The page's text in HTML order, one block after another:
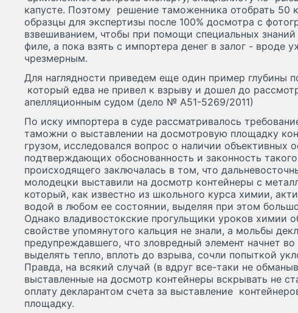
капусте. Поэтому решение таможенника отобрать 50
образцы для экспертизы после 100% досмотра с
взвешиванием, чтобы при помощи специальных знаний
филе, а пока взять с импортера денег в залог - вроде
чрезмерным.
Для наглядности приведем еще один пример глубины
который едва не привел к взрыву и дошел до
апелляционным судом (дело № А51-5269/2011)
По иску импортера в суде рассматривалось
таможни о выставлении на досмотровую площадку
грузом, исследовался вопрос о наличии объективных
подтверждающих обоснованность и законность
происходящего заключалась в том, что
молодецки выставили на досмотр контейнеры с
который, как известно из школьного курса химии,
водой в любом ее состоянии, выделяя при этом
Однако владивостокские прогульщики уроков химии
свойстве упомянутого кальция не знали, а мольбы
предупреждавшего, что зловредный элемент начнет
выделять тепло, вплоть до взрыва, сочли попыткой
Правда, на всякий случай (в вдруг все-таки не
выставленные на досмотр контейнеры вскрывать не
оплату декларантом счета за выставление
площадку.